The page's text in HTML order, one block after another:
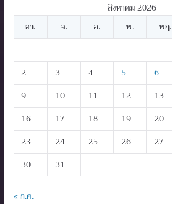
สิงหาคม 2026
อา.
จ. อ. พ. พฤ.
2
3 4 5 6
9
10 11 12 13
16
17 18 19 20
23
24 25 26 27
30
31
« ก.ค.